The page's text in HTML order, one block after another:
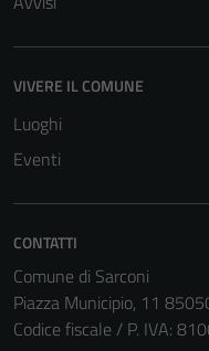
VIVERE IL COMUNE
Luoghi
Eventi
CONTATTI
Comune di Sarconi
Piazza Municipio, 11
Codice fiscale / P. IVA: